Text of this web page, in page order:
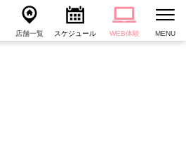
店舗一覧 スケジュール WEB体験 MENU